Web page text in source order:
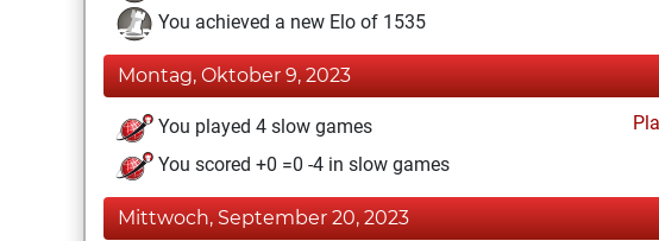
You achieved a new Elo of 1535
Montag, Oktober 9, 2023
You played 4 slow games
You scored +0 =0 -4 in slow games
Mittwoch, September 20, 2023